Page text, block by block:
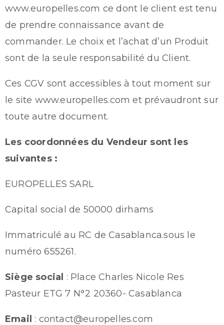
www.europelles.com ce dont le client est tenu
de prendre connaissance avant de
commander. Le choix et l’achat d’un Produit
sont de la seule responsabilité du Client.
Ces CGV sont accessibles à tout moment sur
le site www.europelles.com et prévaudront sur
toute autre document.
Les coordonnées du Vendeur sont les
suivantes :
EUROPELLES SARL
Capital social de 50000 dirhams
Immatriculé au RC de Casablanca.sous le
numéro 655261.
Siège social : Place Charles Nicole Res
Pasteur ETG 7 N°2 20360- Casablanca
Email : contact@europelles.com